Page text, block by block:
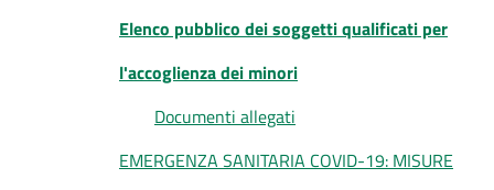
Elenco pubblico dei soggetti qualificati per
l'accoglienza dei minori
Documenti allegati
EMERGENZA SANITARIA COVID-19: MISURE